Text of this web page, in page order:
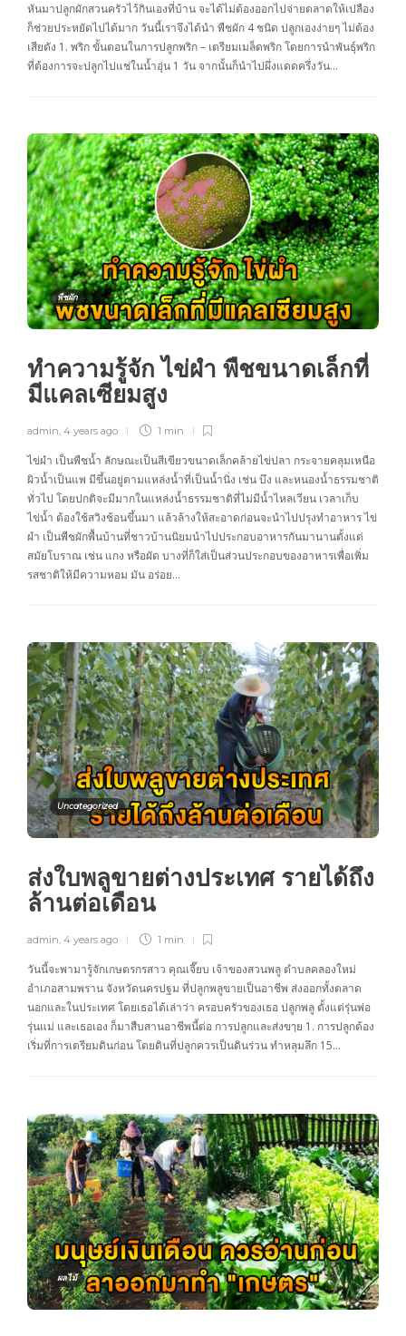
หันมาปลูกผักสวนครัวไว้กินเองที่บ้าน จะได้ไม่ต้องออกไปจ่ายตลาดให้เปลือง
ก็ช่วยประหยัดไปได้มาก วันนี้เราจึงได้นำ พืชผัก 4 ชนิด ปลูกเองง่ายๆ ไม่ต้อง
เสียตัง 1. พริก ขั้นตอนในการปลูกพริก – เตรียมเมล็ดพริก โดยการนำพันธุ์พริก
ที่ต้องการจะปลูกไปแช่ในน้ำอุ่น 1 วัน จากนั้นก็นำไปผึ่งแดดครึ่งวัน…
พืชผัก
ทำความรู้จัก ไข่ผำ พืชขนาดเล็กที่
มีแคลเซียมสูง
admin, 4 years ago 1 min
ไข่ผำ เป็นพืชน้ำ ลักษณะเป็นสีเขียวขนาดเล็กคล้ายไข่ปลา กระจายคลุมเหนือ
ผิวน้ำเป็นแพ มีขึ้นอยู่ตามแหล่งน้ำที่เป็นน้ำนิ่ง เช่น บึง และหนองน้ำธรรมชาติ
ทั่วไป โดยปกติจะมีมากในแหล่งน้ำธรรมชาติที่ไม่มีน้ำไหลเวียน เวลาเก็บ
ไข่น้ำ ต้องใช้สวิงช้อนขึ้นมา แล้วล้างให้สะอาดก่อนจะนำไปปรุงทำอาหาร ไข่
ผำ เป็นพืชผักพื้นบ้านที่ชาวบ้านนิยมนำไปประกอบอาหารกันมานานตั้งแต่
สมัยโบราณ เช่น แกง หรือผัด บางที่ก็ใส่เป็นส่วนประกอบของอาหารเพื่อเพิ่ม
รสชาติให้มีความหอม มัน อร่อย…
Uncategorized
ส่งใบพลูขายต่างประเทศ รายได้ถึง
ล้านต่อเดือน
admin, 4 years ago 1 min
วันนี้จะพามารู้จักเกษตรกรสาว คุณเจี๊ยบ เจ้าของสวนพลู ตำบลคลองใหม่
อำเภอสามพราน จังหวัดนครปฐม ที่ปลูกพลูขายเป็นอาชีพ ส่งออกทั้งตลาด
นอกและในประเทศ โดยเธอได้เล่าว่า ครอบครัวของเธอ ปลูกพลู ตั้งแต่รุ่นพ่อ
รุ่นแม่ และเธอเอง ก็มาสืบสานอาชีพนี้ต่อ การปลูกและส่งขๅย 1. การปลูกต้อง
เริ่มที่การเตรียมดินก่อน โดยดินที่ปลูกควรเป็นดินร่วน ทำหลุมลึก 15…
ผลไม้